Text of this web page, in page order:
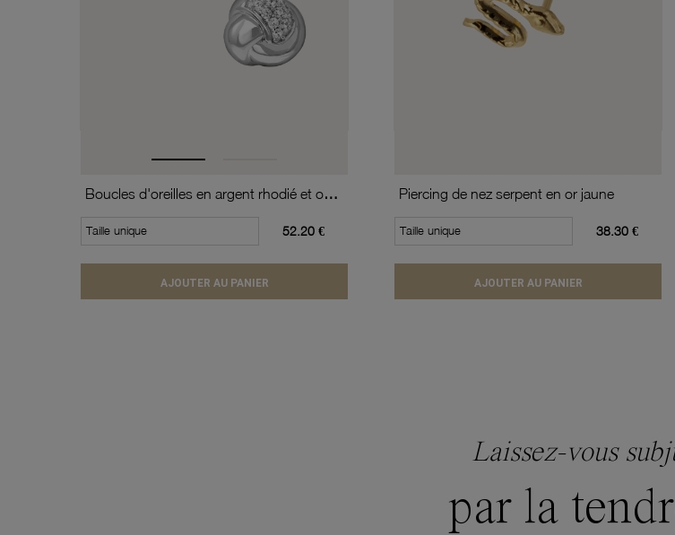
Boucles d'oreilles en argent rhodié et oxydes de zirconium
Taille unique 52.20 €
AJOUTER AU PANIER
Piercing de nez serpent en or jaune
Taille unique 38.30 €
AJOUTER AU PANIER
Laissez-vous
par la